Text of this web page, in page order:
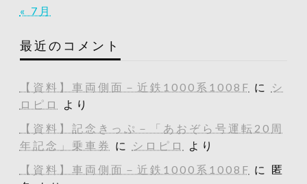
« 7月
最近のコメント
【資料】車両側面－近鉄1000系1008F に
シ
ロピロ
より
【資料】記念きっぷ－「あおぞら号運転20周
年記念」乗車券 に シロピロ
より
【資料】車両側面－近鉄1000系1008F に 匿